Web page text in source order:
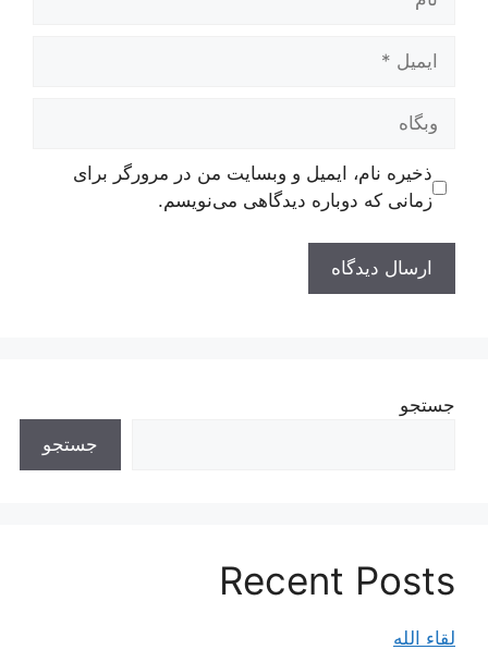
ایمیل
وبگاه
ذخیره نام، ایمیل و وبسایت من در مرورگر برای
زمانی که دوباره دیدگاهی می‌نویسم.
جستجو
جستجو
Recent Posts
لقاء الله